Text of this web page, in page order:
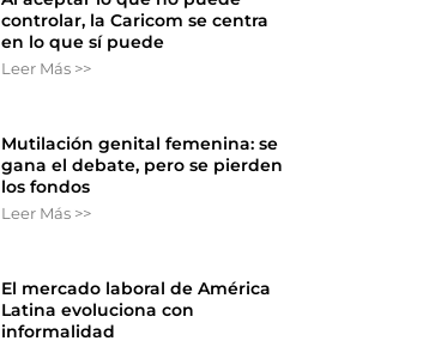
controlar, la Caricom se centra
en lo que sí puede
Leer Más >>
Mutilación genital femenina: se
gana el debate, pero se pierden
los fondos
Leer Más >>
El mercado laboral de América
Latina evoluciona con
informalidad